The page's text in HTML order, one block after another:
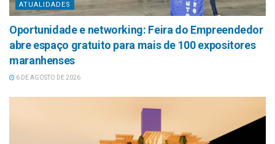
ATUALIDADES
Oportunidade e networking: Feira do Empreendedor
abre espaço gratuito para mais de 100 expositores
maranhenses
6 DE AGOSTO DE 2026